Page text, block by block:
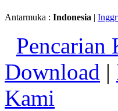
Antarmuka : Indonesia |
Pencarian
Download |
Kami